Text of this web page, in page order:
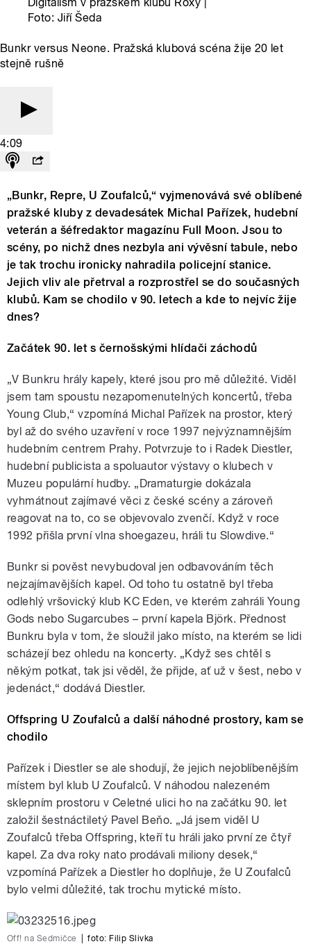
Foto: Jiří Šeda
Bunkr versus Neone. Pražská klubová scéna žije 20 let
stejně rušně
4:09
„Bunkr, Repre, U Zoufalců,“ vyjmenovává své oblíbené
pražské kluby z devadesátek Michal Pařízek, hudební
veterán a šéfredaktor magazínu Full Moon. Jsou to
scény, po nichž dnes nezbyla ani vývěsní tabule, nebo
je tak trochu ironicky nahradila policejní stanice.
Jejich vliv ale přetrval a rozprostřel se do současných
klubů. Kam se chodilo v 90. letech a kde to nejvíc žije
dnes?
Začátek 90. let s černošskými hlídači záchodů
„V Bunkru hrály kapely, které jsou pro mě důležité. Viděl
jsem tam spoustu nezapomenutelných koncertů, třeba
Young Club,“ vzpomíná Michal Pařízek na prostor, který
byl až do svého uzavření v roce 1997 nejvýznamnějším
hudebním centrem Prahy. Potvrzuje to i Radek Diestler,
hudební publicista a spoluautor výstavy o klubech v
Muzeu populární hudby. „Dramaturgie dokázala
vyhmátnout zajímavé věci z české scény a zároveň
reagovat na to, co se objevovalo zvenčí. Když v roce
1992 přišla první vlna shoegazeu, hráli tu Slowdive.“
Bunkr si pověst nevybudoval jen odbavováním těch
nejzajímavějších kapel. Od toho tu ostatně byl třeba
odlehlý vršovický klub KC Eden, ve kterém zahráli Young
Gods nebo Sugarcubes – první kapela Björk. Přednost
Bunkru byla v tom, že sloužil jako místo, na kterém se lidi
scházejí bez ohledu na koncerty. „Když ses chtěl s
někým potkat, tak jsi věděl, že přijde, ať už v šest, nebo v
jedenáct,“ dodává Diestler.
Offspring U Zoufalců a další náhodné prostory, kam se
chodilo
Pařízek i Diestler se ale shodují, že jejich nejoblíbenějším
místem byl klub U Zoufalců. V náhodou nalezeném
sklepním prostoru v Celetné ulici ho na začátku 90. let
založil šestnáctiletý Pavel Beňo. „Já jsem viděl U
Zoufalců třeba Offspring, kteří tu hráli jako první ze čtyř
kapel. Za dva roky nato prodávali miliony desek,“
vzpomíná Pařízek a Diestler ho doplňuje, že U Zoufalců
bylo velmi důležité, tak trochu mytické místo.
Off! na Sedmičce foto: Filip Slivka